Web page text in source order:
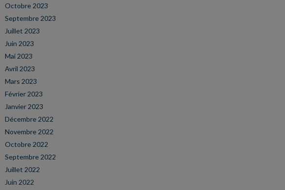
Octobre 2023
Septembre 2023
Juillet 2023
Juin 2023
Mai 2023
Avril 2023
Mars 2023
Février 2023
Janvier 2023
Décembre 2022
Novembre 2022
Octobre 2022
Septembre 2022
Juillet 2022
Juin 2022